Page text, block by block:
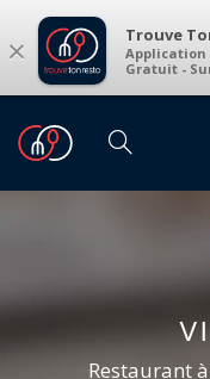
× Trouve
Gratuit -
Restaurant